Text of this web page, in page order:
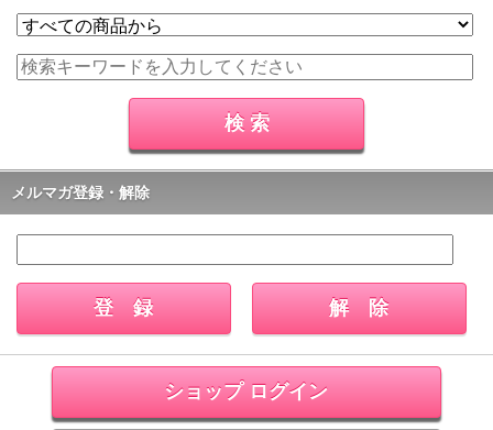
メルマガ登録・解除
ショップ ログイン